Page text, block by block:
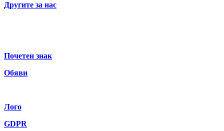
Другите за нас
Почетен знак
Обяви
Лого
GDPR